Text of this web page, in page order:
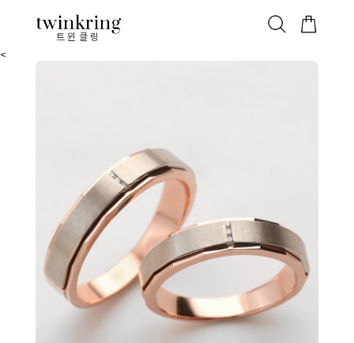
트윈클링
ALL 베스트 안쪽막음 웨딩/다이아 가드링/반지
<